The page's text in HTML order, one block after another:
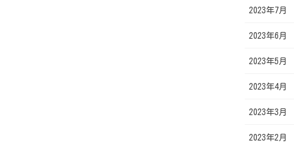
2023年7月
2023年6月
2023年5月
2023年4月
2023年3月
2023年2月